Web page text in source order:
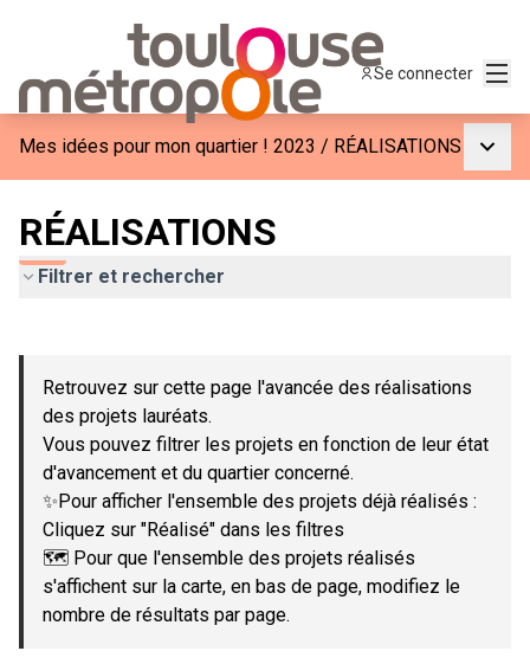
Se connecter
Mes idées pour mon quartier ! 2023 / RÉALISATIONS
RÉALISATIONS
Filtrer et rechercher
−
Retrouvez sur cette page l'avancée des réalisations
des projets lauréats.
Vous pouvez filtrer les projets en fonction de leur état
d'avancement et du quartier concerné.
✨Pour afficher l'ensemble des projets déjà réalisés :
Cliquez sur "Réalisé" dans les filtres
🗺️ Pour que l'ensemble des projets réalisés
s'affichent sur la carte, en bas de page, modifiez le
nombre de résultats par page.